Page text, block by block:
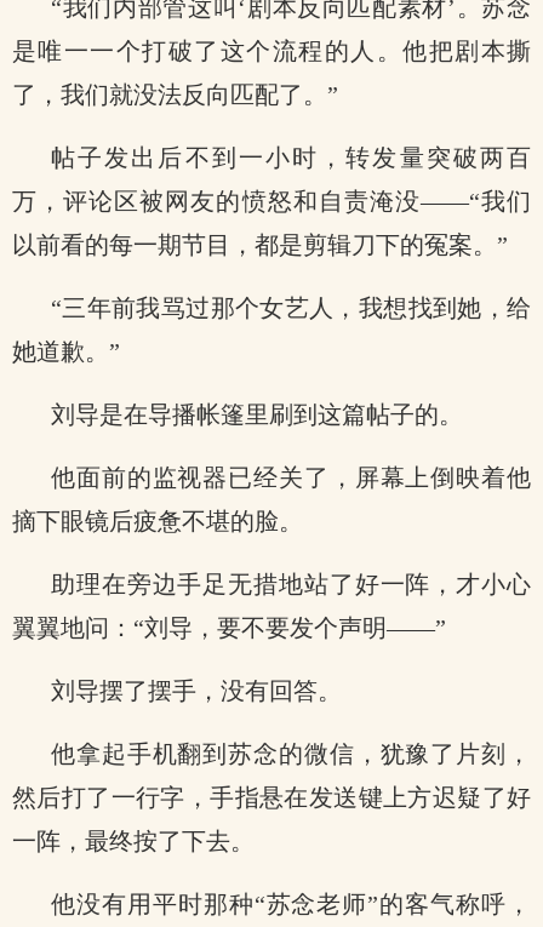
“我们内部管这叫‘剧本反向匹配素材’。苏念
是唯一一个打破了这个流程的人。他把剧本撕
了，我们就没法反向匹配了。”
帖子发出后不到一小时，转发量突破两百
万，评论区被网友的愤怒和自责淹没——“我们
以前看的每一期节目，都是剪辑刀下的冤案。”
“三年前我骂过那个女艺人，我想找到她，给
她道歉。”
刘导是在导播帐篷里刷到这篇帖子的。
他面前的监视器已经关了，屏幕上倒映着他
摘下眼镜后疲惫不堪的脸。
助理在旁边手足无措地站了好一阵，才小心
翼翼地问：“刘导，要不要发个声明——”
刘导摆了摆手，没有回答。
他拿起手机翻到苏念的微信，犹豫了片刻，
然后打了一行字，手指悬在发送键上方迟疑了好
一阵，最终按了下去。
他没有用平时那种“苏念老师”的客气称呼，